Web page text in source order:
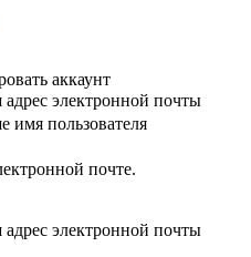
аккаунт
электронной почты
имя пользователя
почте.
электронной почты